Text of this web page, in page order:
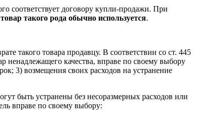
соответствует договору купли-продажи. При
такого рода обычно используется.
такого товара продавцу. В соответствии со ст. 445
ненадлежащего качества, вправе по своему выбору
3) возмещения своих расходов на устранение
быть устранены без несоразмерных расходов или
вправе по своему выбору: